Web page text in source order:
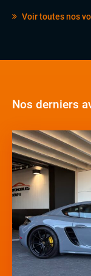
Voir toutes nos
Nos derniers